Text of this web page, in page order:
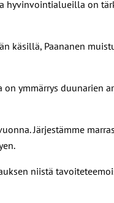
on
käsillä, Paananen
ymmärrys duunarien
Järjestämme
niistä